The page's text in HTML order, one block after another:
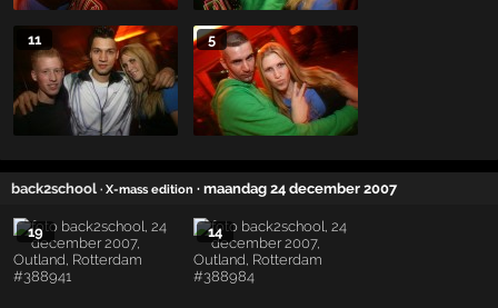
11 5
back2school · X-mass edition · maandag 24 december 2007
19 14